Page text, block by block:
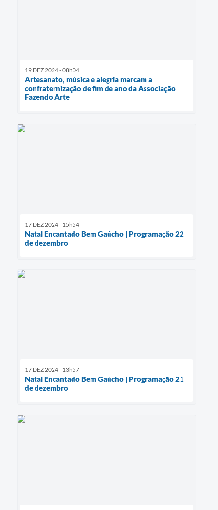
19 DEZ 2024 - 08h04
Artesanato, música e alegria marcam a
confraternização de fim de ano da Associação
Fazendo Arte
17 DEZ 2024 - 15h54
Natal Encantado Bem Gaúcho | Programação 22
de dezembro
17 DEZ 2024 - 13h57
Natal Encantado Bem Gaúcho | Programação 21
de dezembro